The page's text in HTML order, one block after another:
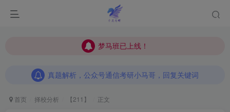
梦马班已上线！
梦马班已上线！
真题解析，公众号通信考研小马哥，回复关键词
真题解析，公众号通信考研小马哥，回复关键词
首页 择校分析 【211】 正文